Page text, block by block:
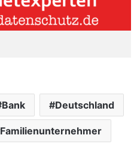
Bank Deutschland
Familienunternehmer